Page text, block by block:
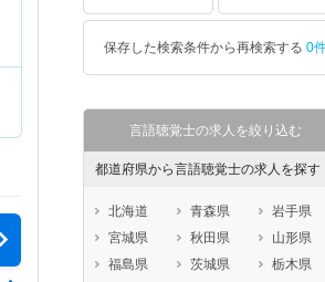
保存した検索条件から再検索する 0
言語聴覚士の求人を絞り込む
都道府県から言語聴覚士の求人を探す
北海道 青森県
岩手県
宮城県
秋田県
山形県
福島県
茨城県
栃木県